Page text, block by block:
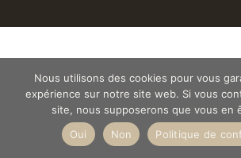
Nous utilisons des cookies pour vous
expérience sur notre site web. Si vous
site, nous supposerons que vous en
Oui
Non Politique de